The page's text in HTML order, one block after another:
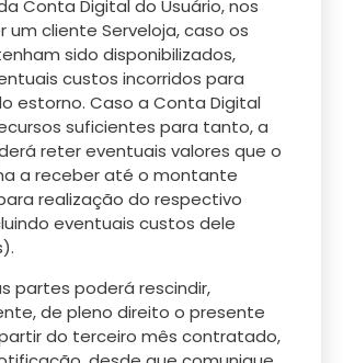
Conta Digital do Usuário, nos
um cliente Serveloja, caso os
sido disponibilizados,
custos incorridos para
estorno. Caso a Conta Digital
suficientes para tanto, a
reter eventuais valores que o
a receber até o montante
realização do respectivo
eventuais custos dele
partes poderá rescindir,
de pleno direito o presente
do terceiro mês contratado,